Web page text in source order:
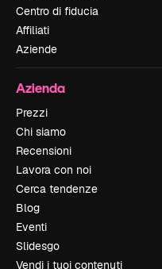
Centro di fiducia
Affiliati
Aziende
Azienda
Prezzi
Chi siamo
Recensioni
Lavora con noi
Cerca tendenze
Blog
Eventi
Slidesgo
Vendi i tuoi contenuti